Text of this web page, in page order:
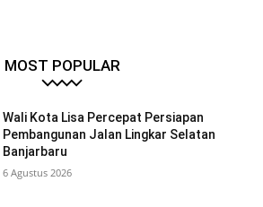
MOST POPULAR
Wali Kota Lisa Percepat Persiapan
Pembangunan Jalan Lingkar Selatan
Banjarbaru
6 Agustus 2026